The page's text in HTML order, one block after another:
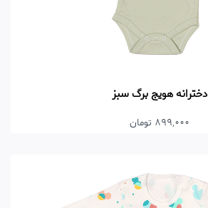
دخترانه هویج برگ سبز
899,000 تومان